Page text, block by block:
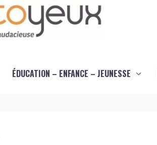
ÉDUCATION – ENFANCE – JEUNESSE